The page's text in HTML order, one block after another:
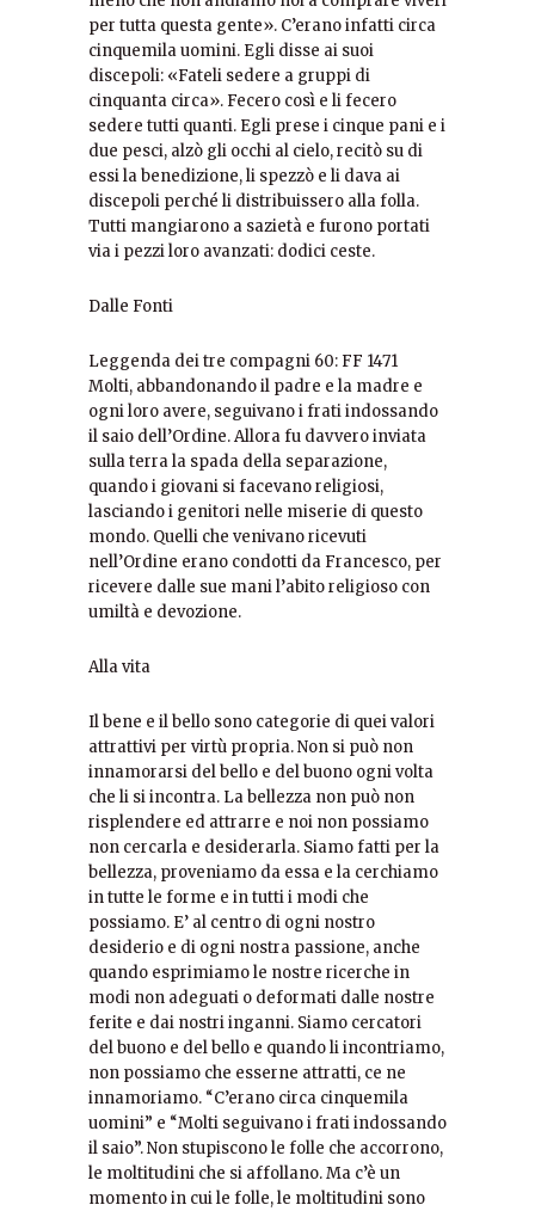
per tutta questa gente». C’erano infatti circa
cinquemila uomini. Egli disse ai suoi
discepoli: «Fateli sedere a gruppi di
cinquanta circa». Fecero così e li fecero
sedere tutti quanti. Egli prese i cinque pani e i
due pesci, alzò gli occhi al cielo, recitò su di
essi la benedizione, li spezzò e li dava ai
discepoli perché li distribuissero alla folla.
Tutti mangiarono a sazietà e furono portati
via i pezzi loro avanzati: dodici ceste.
Dalle Fonti
Leggenda dei tre compagni 60: FF 1471
Molti, abbandonando il padre e la madre e
ogni loro avere, seguivano i frati indossando
il saio dell’Ordine. Allora fu davvero inviata
sulla terra la spada della separazione,
quando i giovani si facevano religiosi,
lasciando i genitori nelle miserie di questo
mondo. Quelli che venivano ricevuti
nell’Ordine erano condotti da Francesco, per
ricevere dalle sue mani l’abito religioso con
umiltà e devozione.
Alla vita
Il bene e il bello sono categorie di quei valori
attrattivi per virtù propria. Non si può non
innamorarsi del bello e del buono ogni volta
che li si incontra. La bellezza non può non
risplendere ed attrarre e noi non possiamo
non cercarla e desiderarla. Siamo fatti per la
bellezza, proveniamo da essa e la cerchiamo
in tutte le forme e in tutti i modi che
possiamo. E’ al centro di ogni nostro
desiderio e di ogni nostra passione, anche
quando esprimiamo le nostre ricerche in
modi non adeguati o deformati dalle nostre
ferite e dai nostri inganni. Siamo cercatori
del buono e del bello e quando li incontriamo,
non possiamo che esserne attratti, ce ne
innamoriamo. “C’erano circa cinquemila
uomini” e “Molti seguivano i frati indossando
il saio”. Non stupiscono le folle che accorrono,
le moltitudini che si affollano. Ma c’è un
momento in cui le folle, le moltitudini sono